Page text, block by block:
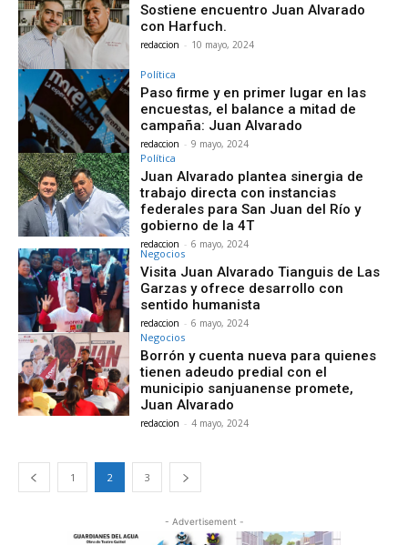
Sostiene encuentro Juan Alvarado
con Harfuch.
redaccion - 10 mayo, 2024
Política
Paso firme y en primer lugar en las
encuestas, el balance a mitad de
campaña: Juan Alvarado
redaccion - 9 mayo, 2024
Política
Juan Alvarado plantea sinergia de
trabajo directa con instancias
federales para San Juan del Río y
gobierno de la 4T
redaccion - 6 mayo, 2024
Negocios
Visita Juan Alvarado Tianguis de Las
Garzas y ofrece desarrollo con
sentido humanista
redaccion - 6 mayo, 2024
Negocios
Borrón y cuenta nueva para quienes
tienen adeudo predial con el
municipio sanjuanense promete,
Juan Alvarado
redaccion - 4 mayo, 2024
1 2 3
- Advertisement -